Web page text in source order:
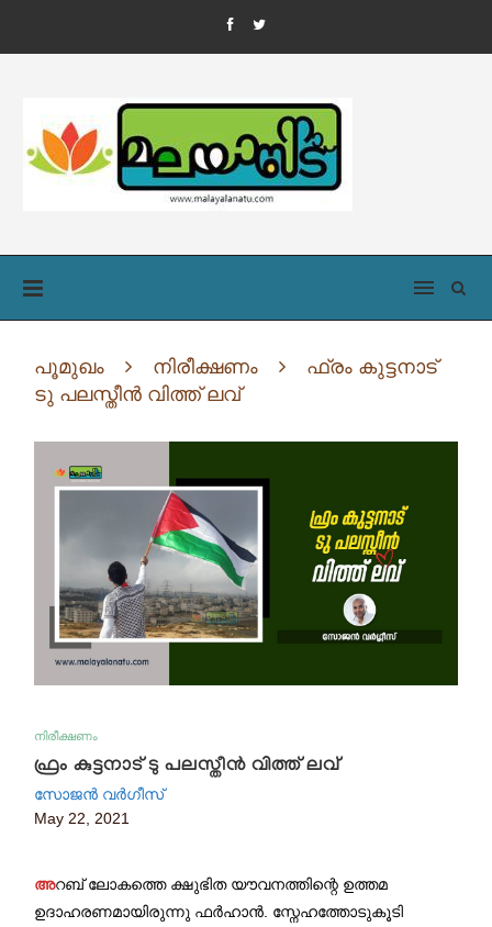
പൂമുഖം നിരീക്ഷണം
ഫ്രം കുട്ടനാട്
ടു പലസ്തീൻ വിത്ത് ലവ്
നിരീക്ഷണം
ഫ്രം കുട്ടനാട് ടു പലസ്തീൻ വിത്ത് ലവ്
സോജൻ വർഗീസ്
May 22, 2021
അറബ് ലോകത്തെ ക്ഷുഭിത യൗവനത്തിന്റെ ഉത്തമ
ഉദാഹരണമായിരുന്നു ഫർഹാൻ. സ്നേഹത്തോടുകൂടി